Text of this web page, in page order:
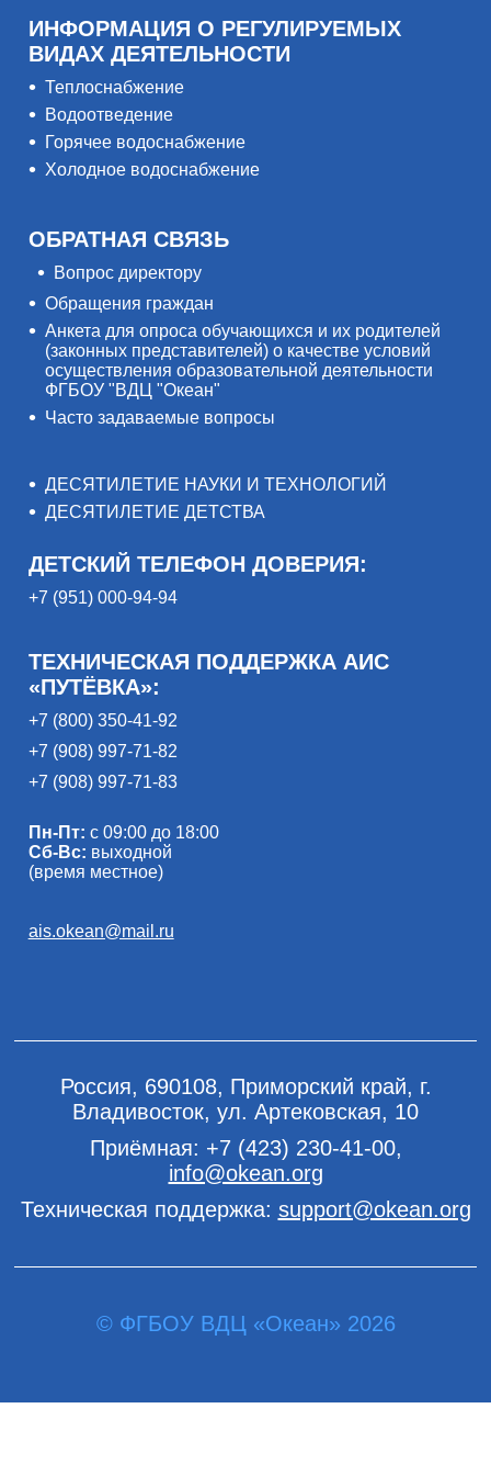
ИНФОРМАЦИЯ О РЕГУЛИРУЕМЫХ
ВИДАХ ДЕЯТЕЛЬНОСТИ
Теплоснабжение
Водоотведение
Горячее водоснабжение
Холодное водоснабжение
ОБРАТНАЯ СВЯЗЬ
Вопрос директору
Обращения граждан
Анкета для опроса обучающихся и их родителей
(законных представителей) о качестве условий
осуществления образовательной деятельности
ФГБОУ "ВДЦ "Океан"
Часто задаваемые вопросы
ДЕСЯТИЛЕТИЕ НАУКИ И ТЕХНОЛОГИЙ
ДЕСЯТИЛЕТИЕ ДЕТСТВА
ДЕТСКИЙ ТЕЛЕФОН ДОВЕРИЯ:
+7 (951) 000-94-94
ТЕХНИЧЕСКАЯ ПОДДЕРЖКА АИС
«ПУТЁВКА»:
+7 (800) 350-41-92
+7 (908) 997-71-82
+7 (908) 997-71-83
Пн-Пт: с 09:00 до 18:00
Сб-Вс: выходной
(время местное)
ais.okean@mail.ru
Россия, 690108, Приморский край, г.
Владивосток, ул. Артековская, 10
Приёмная: +7 (423) 230-41-00,
info@okean.org
Техническая поддержка: support@okean.org
© ФГБОУ ВДЦ «Океан» 2026